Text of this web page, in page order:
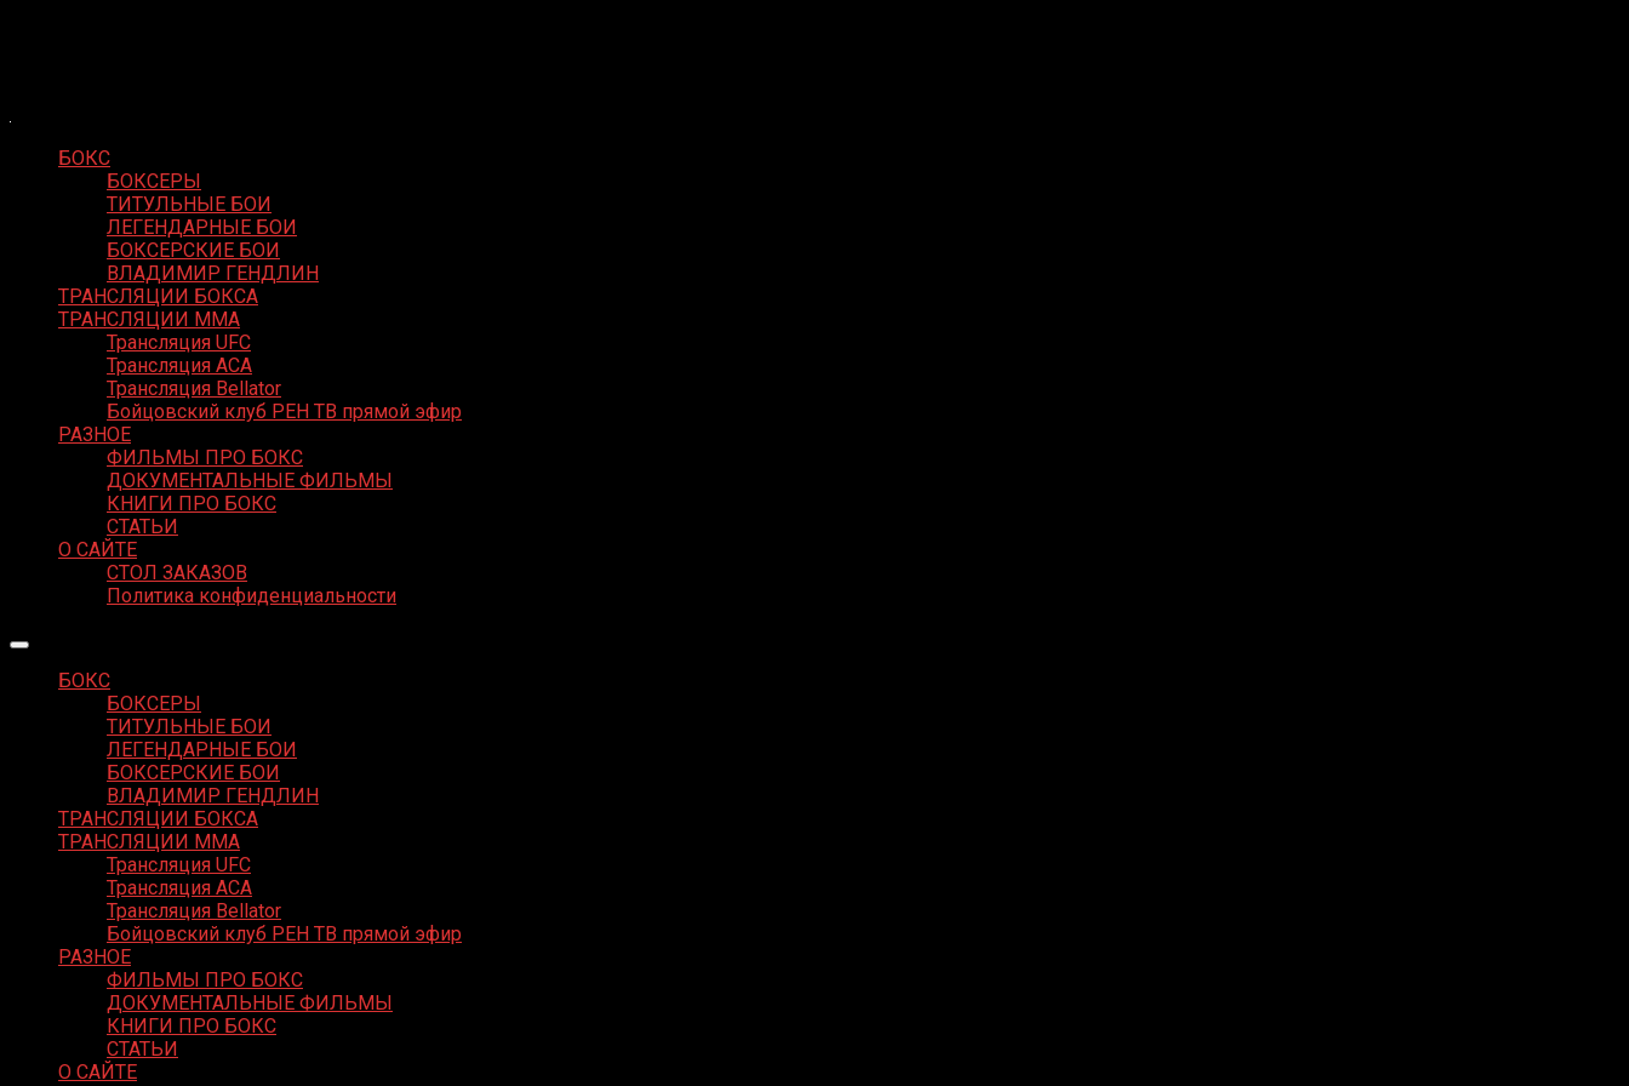
БОКС
БОКСЕРЫ
ТИТУЛЬНЫЕ БОИ
ЛЕГЕНДАРНЫЕ БОИ
БОКСЕРСКИЕ БОИ
ВЛАДИМИР ГЕНДЛИН
ТРАНСЛЯЦИИ БОКСА
ТРАНСЛЯЦИИ MMA
Трансляция UFC
Трансляция ACA
Трансляция Bellator
Бойцовский клуб РЕН ТВ прямой эфир
РАЗНОЕ
ФИЛЬМЫ ПРО БОКС
ДОКУМЕНТАЛЬНЫЕ ФИЛЬМЫ
КНИГИ ПРО БОКС
СТАТЬИ
О САЙТЕ
СТОЛ ЗАКАЗОВ
Политика конфиденциальности
БОКС
БОКСЕРЫ
ТИТУЛЬНЫЕ БОИ
ЛЕГЕНДАРНЫЕ БОИ
БОКСЕРСКИЕ БОИ
ВЛАДИМИР ГЕНДЛИН
ТРАНСЛЯЦИИ БОКСА
ТРАНСЛЯЦИИ MMA
Трансляция UFC
Трансляция ACA
Трансляция Bellator
Бойцовский клуб РЕН ТВ прямой эфир
РАЗНОЕ
ФИЛЬМЫ ПРО БОКС
ДОКУМЕНТАЛЬНЫЕ ФИЛЬМЫ
КНИГИ ПРО БОКС
СТАТЬИ
О САЙТЕ